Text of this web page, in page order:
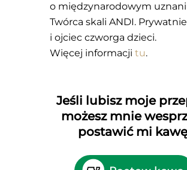
o międzynarodowym
Twórca skali ANDI.
i ojciec czworga dzieci.
Więcej informacji tu.
Jeśli lubisz moje
możesz mnie
postawić mi